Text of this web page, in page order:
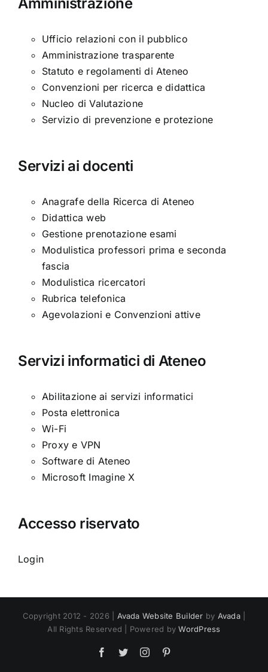
Amministrazione
Ufficio relazioni con il pubblico
Amministrazione trasparente
Statuto e regolamenti di Ateneo
Convenzioni per ricerca e didattica
Nucleo di Valutazione
Servizio di prevenzione e protezione
Servizi ai docenti
Anagrafe della Ricerca di Ateneo
Didattica web
Gestione prenotazione esami
Modulistica professori prima e seconda
fascia
Modulistica ricercatori
Rubrica telefonica
Agevolazioni e Convenzioni attive
Servizi informatici di Ateneo
Abilitazione ai servizi informatici
Posta elettronica
Wi-Fi
Proxy e VPN
Software di Ateneo
Microsoft Imagine X
Accesso riservato
Login
Copyright 2012 - 2026 | Avada Website Builder by Avada|
All Rights Reserved | Powered byWordPress
Facebook
TwitterInstagram